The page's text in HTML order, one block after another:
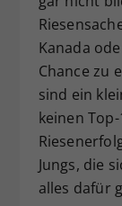
Kanada
Chance zu
sind ein
keinen
Jungs, die
alles dafür